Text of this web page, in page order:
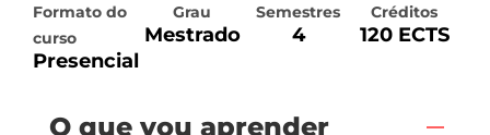
Formato do
curso
Presencial
Grau
Mestrado
Semestres
4
Créditos
120 ECTS
O que vou aprender